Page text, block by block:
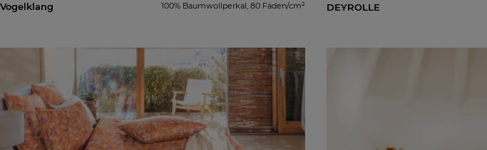
Vogelklang 100% Baumwollperkal, 80 Fäden/cm² DEYROLLE